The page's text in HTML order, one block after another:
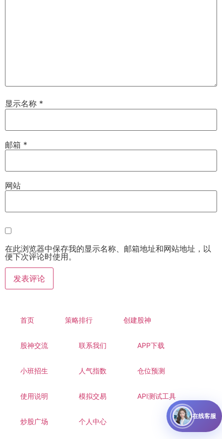
显示名称 *
邮箱 *
网站
在此浏览器中保存我的显示名称、邮箱地址和网站地址，以
便下次评论时使用。
首页 策略排行 创建股神
股神交流 联系我们 APP下载
小班招生 人气指数 仓位预测
使用说明 模拟交易 API测试工具
炒股广场 个人中心
在线客服